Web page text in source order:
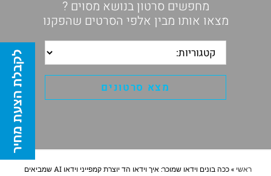
מחפשים סרטון בנושא מסוים ?
מצאו אותו מבין אלפי הסרטים שהפקנו
ראשי »
ככה בונים וידאו שמוכר: איך וידאו הד יוצרת קמפייני וידאו AI שמביאים